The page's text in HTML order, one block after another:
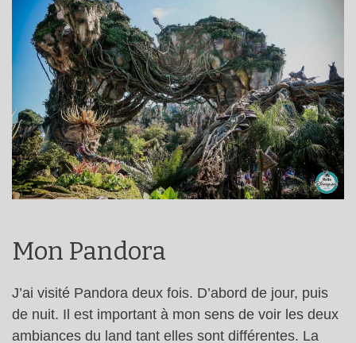
Mon Pandora
J’ai visité Pandora deux fois. D’abord de jour, puis
de nuit. Il est important à mon sens de voir les deux
ambiances du land tant elles sont différentes. La